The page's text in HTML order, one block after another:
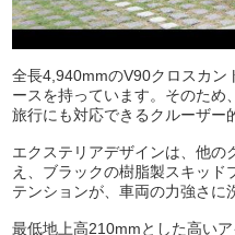
全長4,940mmのV90クロスカン
ースを持っています。そのため
旅行にも対応できるクルーザー
エクステリアデザインは、他の
え、ブラックの樹脂製スキッド
テンションが、車両の力強さに
最低地上高210mmとした高い